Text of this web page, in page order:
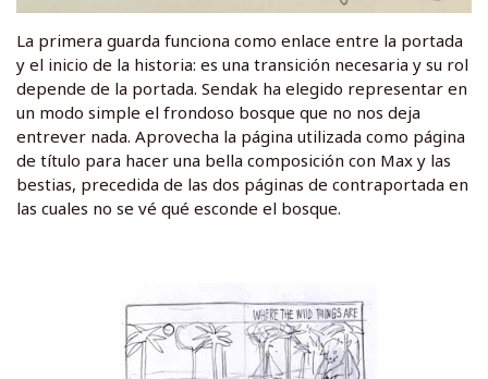
La primera guarda funciona como enlace entre la portada
y el inicio de la historia: es una transición necesaria y su rol
depende de la portada. Sendak ha elegido representar en
un modo simple el frondoso bosque que no nos deja
entrever nada. Aprovecha la página utilizada como página
de título para hacer una bella composición con Max y las
bestias, precedida de las dos páginas de contraportada en
las cuales no se vé qué esconde el bosque.